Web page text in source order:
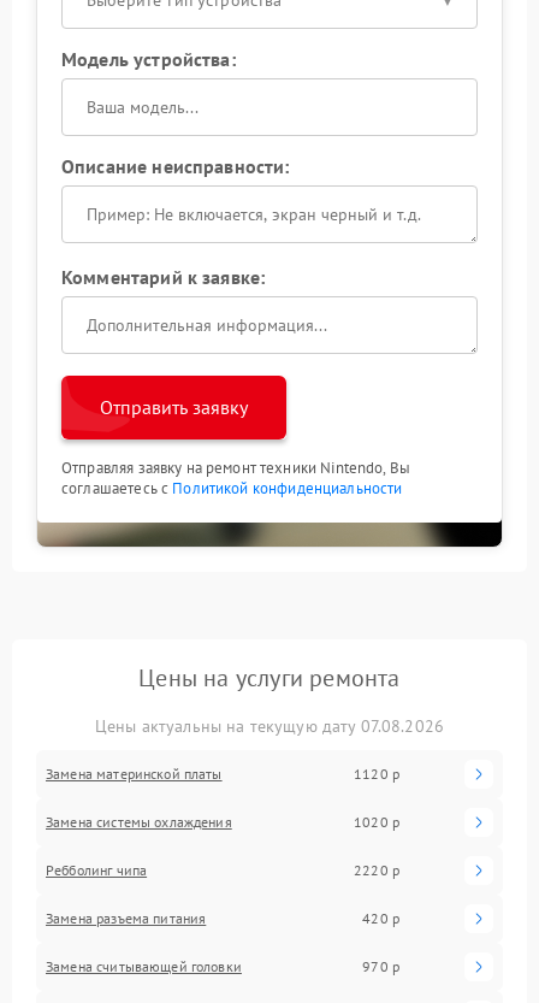
Модель устройства:
Описание неисправности:
Комментарий к заявке:
Отправить заявку
Отправляя заявку на ремонт техники Nintendo, Вы
соглашаетесь с Политикой конфиденциальности
Цены на услуги ремонта
Цены актуальны на текущую дату 07.08.2026
Замена материнской платы 1120 р
Замена системы охлаждения 1020 р
Ребболинг чипа 2220 р
Замена разъема питания 420 р
Замена считывающей головки 970 р